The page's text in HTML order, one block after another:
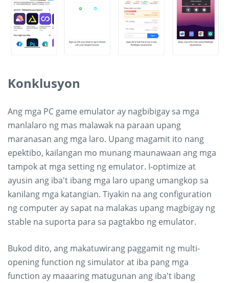
Konklusyon
Ang mga PC game emulator ay nagbibigay sa mga
manlalaro ng mas malawak na paraan upang
maranasan ang mga laro. Upang magamit ito nang
epektibo, kailangan mo munang maunawaan ang mga
tampok at mga setting ng emulator. I-optimize at
ayusin ang iba't ibang mga laro upang umangkop sa
kanilang mga katangian. Tiyakin na ang configuration
ng computer ay sapat na malakas upang magbigay ng
stable na suporta para sa pagtakbo ng emulator.
Bukod dito, ang makatuwirang paggamit ng multi-
opening function ng simulator at iba pang mga
function ay maaaring matugunan ang iba't ibang